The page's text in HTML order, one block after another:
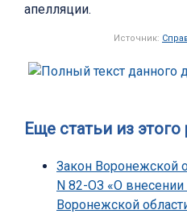
апелляции.
Источник:
Еще статьи из этого
Закон Воронежской
N 82-ОЗ «О
Воронежской